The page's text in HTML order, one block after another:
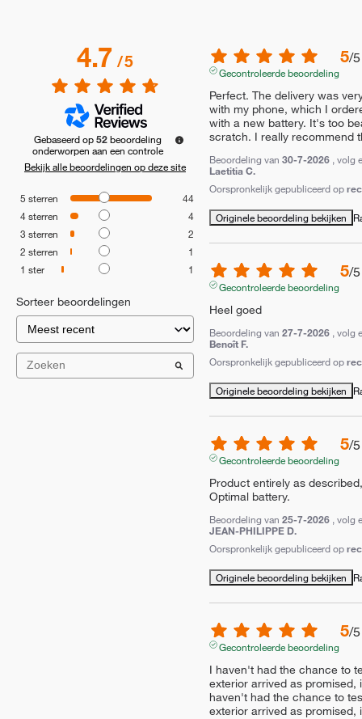
4.7/5
Gebaseerd op52beoordeling
onderworpen aan een controle
Bekijk alle beoordelingen op deze site
5 sterren
44
4sterren
4
3 sterren
2
2 sterren
1
1 ster 1
Sorteer beoordelingen
5/5
Gecontroleerde beoordeling
Perfect. The delivery was
with my phone, which I
with a new battery. It's too
scratch. I really recommend
Beoordeling van 30-7-2026 , volg
Laetitia C.
Oorspronkelijk gepubliceerd op
Originele beoordeling bekijken
5/5
Gecontroleerde beoordeling
Heel goed
Beoordeling van 27-7-2026 , volg
Benoît F.
Oorspronkelijk gepubliceerd op
Originele beoordeling bekijken
5/5
Gecontroleerde beoordeling
Product entirely as
Optimal battery.
Beoordeling van 25-7-2026 , volg
JEAN-PHILIPPE D.
Oorspronkelijk gepubliceerd op
Originele beoordeling bekijken
5/5
Gecontroleerde beoordeling
I haven't had the chance to
exterior arrived as promised,
haven't had the chance to
exterior arrived as promised,